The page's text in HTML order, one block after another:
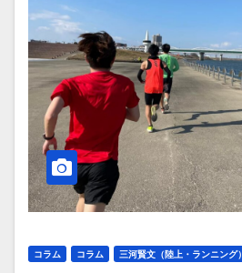
コラム コラム 三河賢文（陸上・ランニング）